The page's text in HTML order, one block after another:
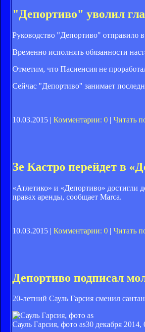
"Депортиво" уволил
Руководство "Депортиво" отправило
Временно исполнять обязанности
Отметим, что Пасиенсия не
Сейчас "Депортиво" занимает
10.03.2015 | Комментарии: 0 | Читать
Зе Кастро перейдет в
«Атлетико» и «Депортиво» достигли
правах аренды, сообщает Marca.
10.03.2015 | Комментарии: 0 | Читать
Депортиво подписал
20-летний Сауль Гарсия сменил
Сауль Гарсия, фото as30 декабря 2014,